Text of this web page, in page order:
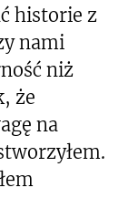
historie z
nami
niż
że
na